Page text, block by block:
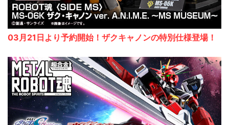
03月21日より予約開始！ザクキャノンの特別仕様登場！